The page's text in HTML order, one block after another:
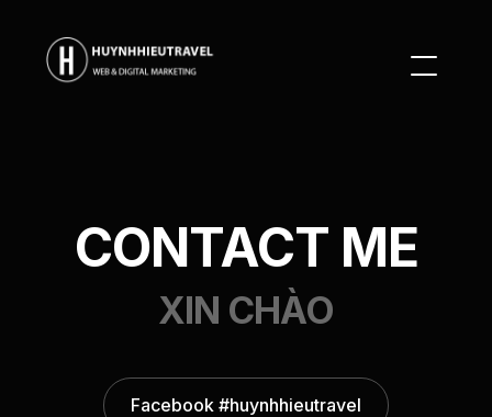
CONTACT ME
XIN CHÀO
Facebook #huynhhieutravel